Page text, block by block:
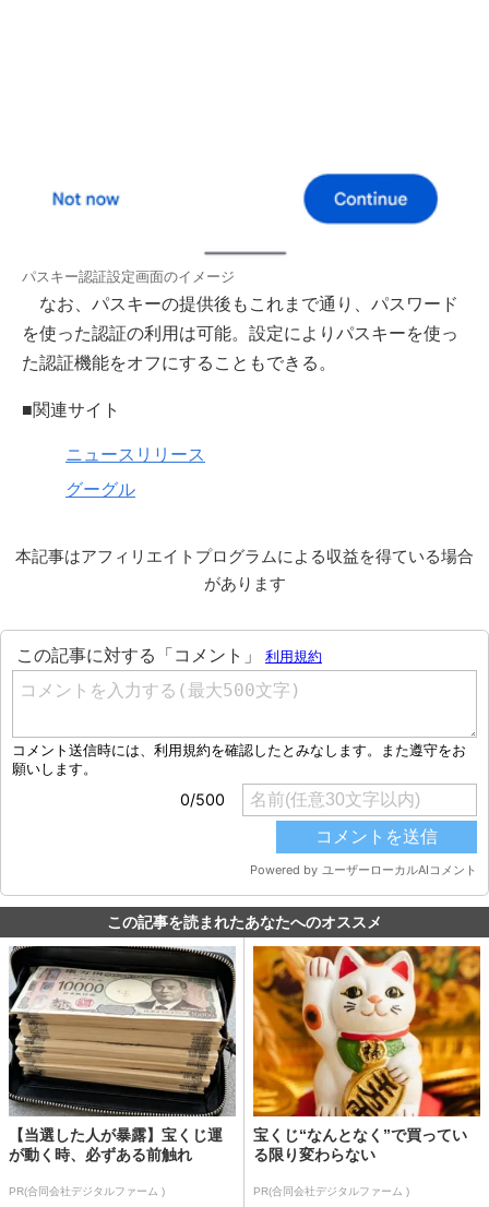
パスキー認証設定画面のイメージ
なお、パスキーの提供後もこれまで通り、パスワード
を使った認証の利用は可能。設定によりパスキーを使っ
た認証機能をオフにすることもできる。
■関連サイト
ニュースリリース
グーグル
本記事はアフィリエイトプログラムによる収益を得ている場合
があります
この記事を読まれたあなたへのオススメ
【当選した人が暴露】宝くじ運
が動く時、必ずある前触れ
PR(合同会社デジタルファーム )
宝くじ“なんとなく”で買ってい
る限り変わらない
PR(合同会社デジタルファーム )